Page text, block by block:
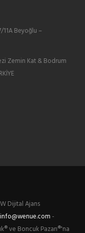
11A Beyoğlu –
Zemin Kat & Bodrum
Dijital Ajans
info@wenue.com-
ve Boncuk Pazarı®'na